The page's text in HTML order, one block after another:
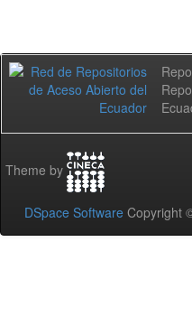
Theme by
DSpace Software Copyright